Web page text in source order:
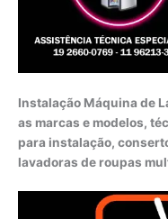
Instalação Máquina de
as marcas e modelos,
para instalação,
lavadoras de roupas